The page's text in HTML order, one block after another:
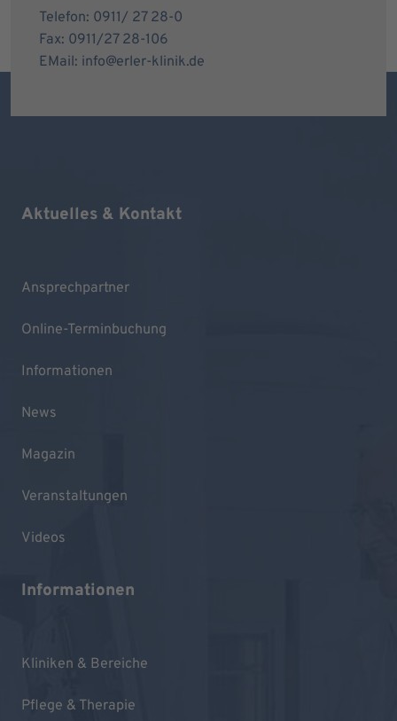
Telefon: 0911/ 27 28-0
Fax: 0911/27 28-106
EMail: info@erler-klinik.de
Aktuelles & Kontakt
Ansprechpartner
Online-Terminbuchung
Informationen
News
Magazin
Veranstaltungen
Videos
Informationen
Kliniken & Bereiche
Pflege & Therapie